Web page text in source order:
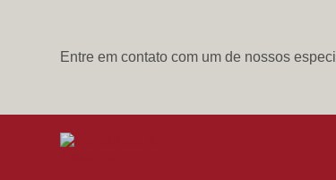
Entre em contato com um de nossos